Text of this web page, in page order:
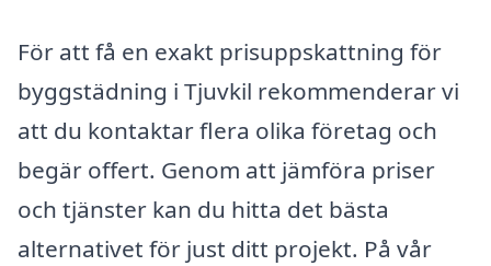
För att få en exakt prisuppskattning för
byggstädning i Tjuvkil rekommenderar vi
att du kontaktar flera olika företag och
begär offert. Genom att jämföra priser
och tjänster kan du hitta det bästa
alternativet för just ditt projekt. På vår